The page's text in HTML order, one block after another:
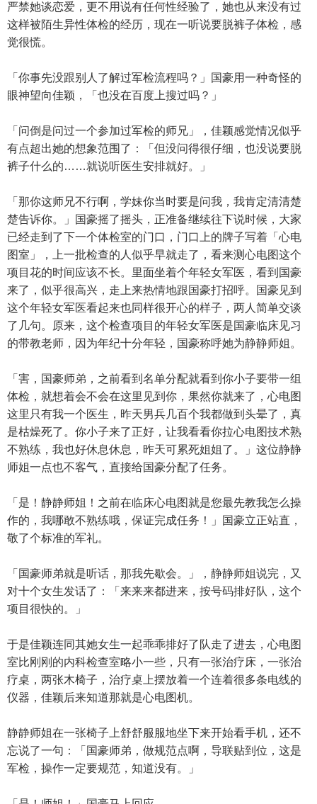
严禁她谈恋爱，更不用说有任何性经验了，她也从来没有过
这样被陌生异性体检的经历，现在一听说要脱裤子体检，感
觉很慌。
「你事先没跟别人了解过军检流程吗？」国豪用一种奇怪的
眼神望向佳颖，「也没在百度上搜过吗？」
「问倒是问过一个参加过军检的师兄」，佳颖感觉情况似乎
有点超出她的想象范围了：「但没问得很仔细，也没说要脱
裤子什么的……就说听医生安排就好。」
「那你这师兄不行啊，学妹你当时要是问我，我肯定清清楚
楚告诉你。」国豪摇了摇头，正准备继续往下说时候，大家
已经走到了下一个体检室的门口，门口上的牌子写着「心电
图室」，上一批检查的人似乎早就走了，看来测心电图这个
项目花的时间应该不长。里面坐着个年轻女军医，看到国豪
来了，似乎很高兴，走上来热情地跟国豪打招呼。国豪见到
这个年轻女军医看起来也同样很开心的样子，两人简单交谈
了几句。原来，这个检查项目的年轻女军医是国豪临床见习
的带教老师，因为年纪十分年轻，国豪称呼她为静静师姐。
「害，国豪师弟，之前看到名单分配就看到你小子要带一组
体检，就想着会不会在这里见到你，果然你就来了，心电图
这里只有我一个医生，昨天男兵几百个我都做到头晕了，真
是枯燥死了。你小子来了正好，让我看看你拉心电图技术熟
不熟练，我也好休息休息，昨天可累死姐姐了。」这位静静
师姐一点也不客气，直接给国豪分配了任务。
「是！静静师姐！之前在临床心电图就是您最先教我怎么操
作的，我哪敢不熟练哦，保证完成任务！」国豪立正站直，
敬了个标准的军礼。
「国豪师弟就是听话，那我先歇会。」，静静师姐说完，又
对十个女生发话了：「来来来都进来，按号码排好队，这个
项目很快的。」
于是佳颖连同其她女生一起乖乖排好了队走了进去，心电图
室比刚刚的内科检查室略小一些，只有一张治疗床，一张治
疗桌，两张木椅子，治疗桌上摆放着一个连着很多条电线的
仪器，佳颖后来知道那就是心电图机。
静静师姐在一张椅子上舒舒服服地坐下来开始看手机，还不
忘说了一句：「国豪师弟，做规范点啊，导联贴到位，这是
军检，操作一定要规范，知道没有。」